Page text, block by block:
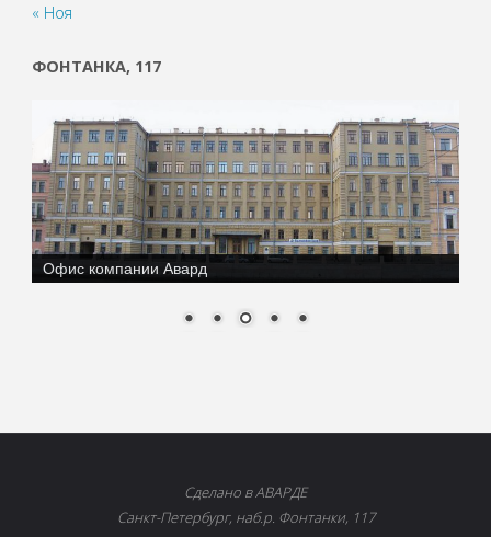
« Ноя
ФОНТАНКА, 117
Офис компании Авард
Сделано в АВАРДЕ
Санкт-Петербург, наб.р. Фонтанки, 117